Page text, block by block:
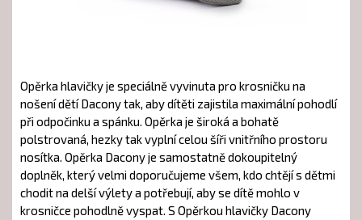
Opěrka hlavičky je speciálně vyvinuta pro krosničku na
nošení dětí Dacony tak, aby dítěti zajistila maximální pohodlí
při odpočinku a spánku. Opěrka je široká a bohatě
polstrovaná, hezky tak vyplní celou šíři vnitřního prostoru
nosítka. Opěrka Dacony je samostatně dokoupitelný
doplněk, který velmi doporučujeme všem, kdo chtějí s dětmi
chodit na delší výlety a potřebují, aby se dítě mohlo v
krosničce pohodlně vyspat. S Opěrkou hlavičky Dacony